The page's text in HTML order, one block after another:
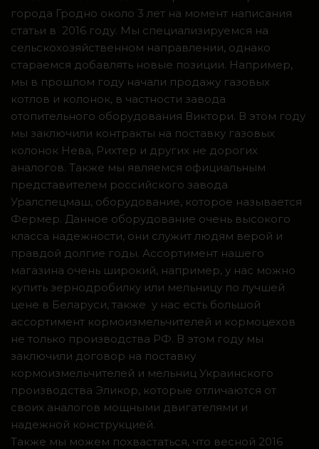
города Гродно около 3 лет на момент написания
статьи в 2016 году. Мы специализируемся на
сельскохозяйственном направлении, однако
стараемся добавлять новые позиции. Например,
мы в прошлом году начали продажу газовых
котлов и колонок, в частности завода
отопительного оборудования Виктори. В этом году
мы заключили контракты на поставку газовых
колонок Нева, Рихтер и других не дорогих
аналогов. Также мы являемся официальным
представителем российского завода
Уралспецмаш, оборудование, которое называется
Фермер. Данное оборудование очень высокого
класса надежности, они служит людям верой и
правдой долгие годы. Ассортимент нашего
магазина очень широкий, например, у нас можно
купить зернодробилку или мельницу по лучшей
цене в Беларуси, также у нас есть большой
ассортимент кормоизмельчителей и кормоцехов
не только производства РФ. В этом году мы
заключили договор на поставку
кормоизмельчителей и мельниц Украинского
производства Эликор, которые отличаются от
своих аналогов мощными двигателями и
надежной конструкцией.
Также мы можем похвастаться, что весной 2016